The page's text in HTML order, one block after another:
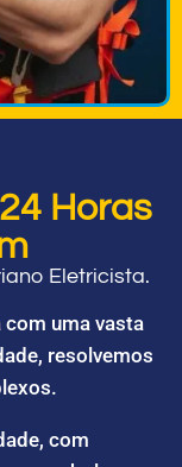
Horas
Eletricista.
com uma vasta
resolvemos
com